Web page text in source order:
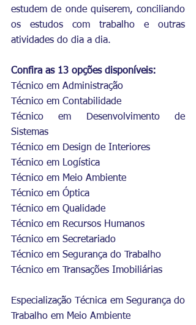
estudem de onde quiserem, conciliando
os estudos com trabalho e outras
atividades do dia a dia.
Confira as 13 opções disponíveis:
Técnico em Administração
Técnico em Contabilidade
Técnico em Desenvolvimento de
Sistemas
Técnico em Design de Interiores
Técnico em Logística
Técnico em Meio Ambiente
Técnico em Óptica
Técnico em Qualidade
Técnico em Recursos Humanos
Técnico em Secretariado
Técnico em Segurança do Trabalho
Técnico em Transações Imobiliárias
Especialização Técnica em Segurança do
Trabalho em Meio Ambiente